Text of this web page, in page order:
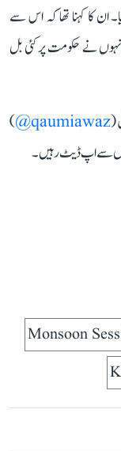
ان کا کہنا تھا کہ اس سے
انہوں نے حکومت پر کئی بل
(
qaumiawaz@
)
سے اپ ڈیٹ رہیں۔
Monsoon